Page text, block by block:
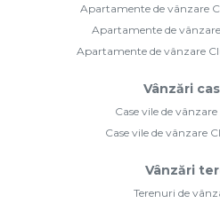
Apartamente de vânzare
Apartamente de
Apartamente de vânzare
Vânzări
Case vile de
Case vile de vânzare
Vânzări
Terenuri de